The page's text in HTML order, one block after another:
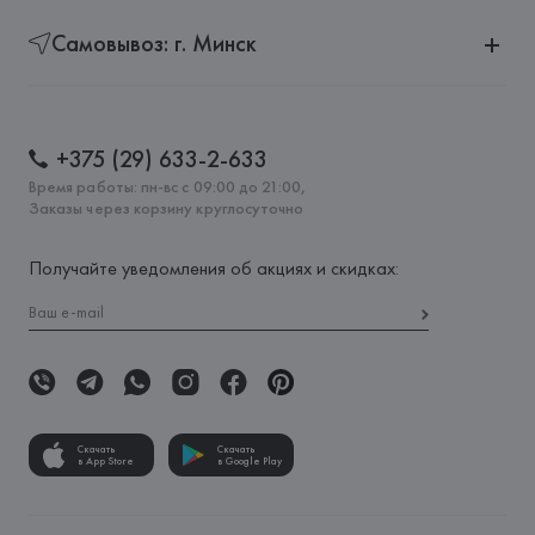
Самовывоз: г. Минск
+375 (29) 633-2-633
Время работы: пн-вс с 09:00 до 21:00,
Заказы через корзину круглосуточно
Получайте уведомления об акциях и скидках:
Скачать
в App Store
Скачать
в Google Play